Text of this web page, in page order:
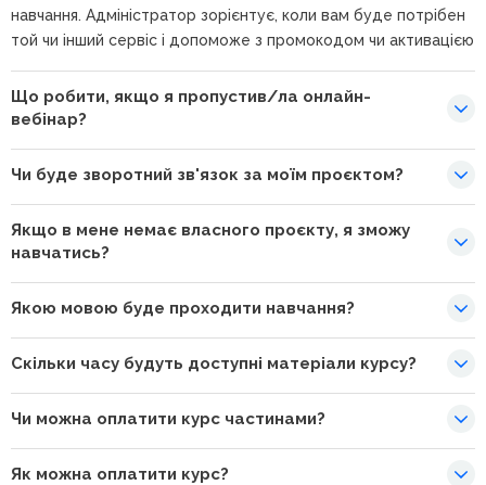
навчання. Адміністратор зорієнтує, коли вам буде потрібен
той чи інший сервіс і допоможе з промокодом чи активацією
Що робити, якщо я пропустив/ла онлайн-
вебінар?
Чи буде зворотний зв'язок за моїм проєктом?
Якщо в мене немає власного проєкту, я зможу
навчатись?
Якою мовою буде проходити навчання?
Скільки часу будуть доступні матеріали курсу?
Чи можна оплатити курс частинами?
Як можна оплатити курс?